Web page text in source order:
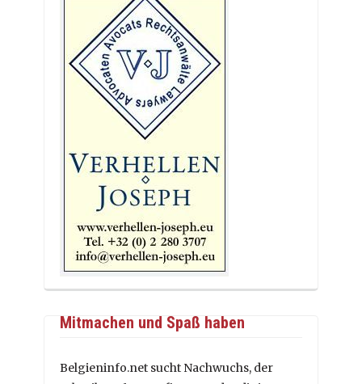
Mitmachen und Spaß haben
Belgieninfo.net sucht Nachwuchs, der